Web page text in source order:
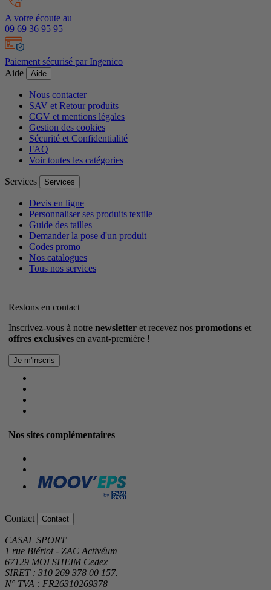
A votre écoute au
09 69 36 95 95
Paiement sécurisé par Ingenico
Aide
Aide
Nous contacter
SAV et Retour produits
CGV et mentions légales
Gestion des cookies
Sécurité et Confidentialité
FAQ
Voir toutes les catégories
Services Services
Devis en ligne
Personnaliser ses produits textile
Guide des tailles
Demander la pose d'un produit
Codes promo
Nos catalogues
Tous nos services
Restons en contact
Inscrivez-vous à notre newsletter et recevez nos promotions et
offres exclusives en avant-première !
Nos sites complémentaires
Contact Contact
CASAL SPORT
1 rue Blériot - ZAC Activéum
67129 MOLSHEIM Cedex
SIRET : 310 269 378 00 157.
N° TVA : FR26310269378